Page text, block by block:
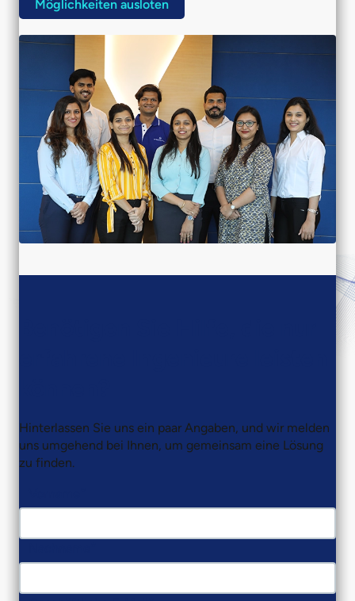
Möglichkeiten ausloten
Hinterlassen Sie uns ein paar Angaben, und wir melden
uns umgehend bei Ihnen, um gemeinsam eine Lösung
zu finden.